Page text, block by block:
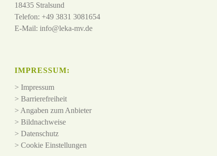
18435 Stralsund
Telefon: +49 3831 3081654
E-Mail: info@leka-mv.de
IMPRESSUM:
> Impressum
> Barrierefreiheit
> Angaben zum Anbieter
> Bildnachweise
> Datenschutz
> Cookie Einstellungen